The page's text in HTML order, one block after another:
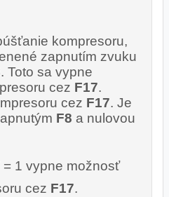
kompresoru,
zapnutím zvuku
. Toto sa vypne
cez F17.
cez F17. Je
F8 a nulovou
1 vypne možnosť
cez F17.